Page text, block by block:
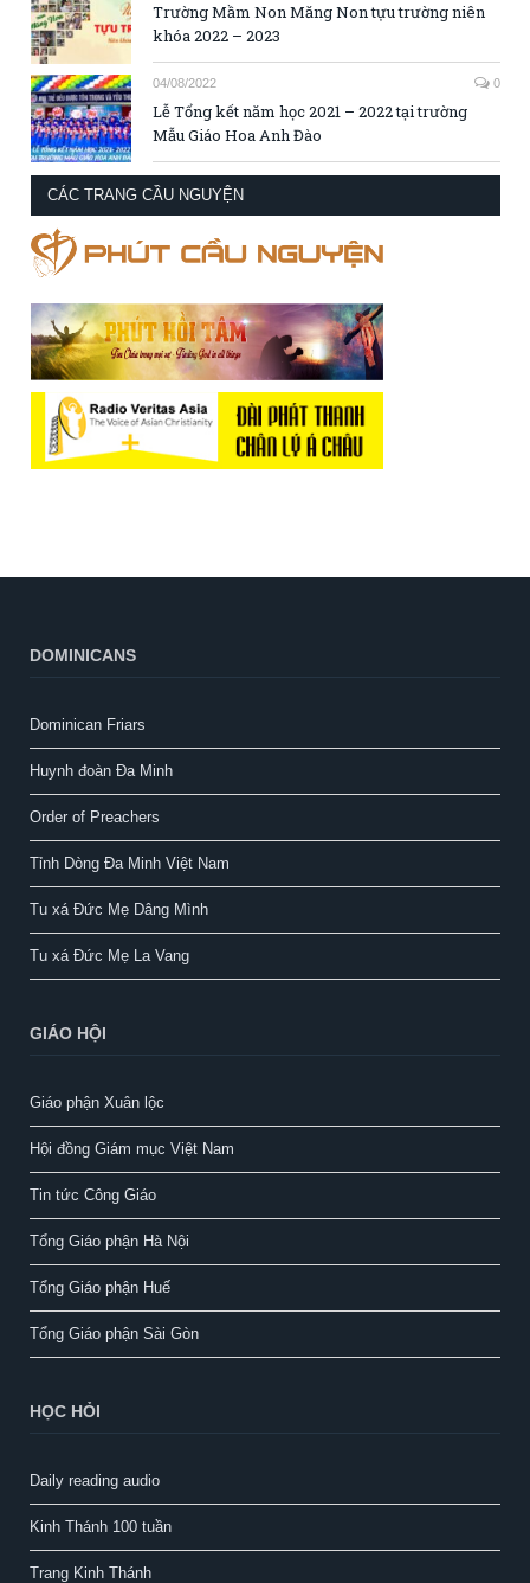
Trường Mầm Non Măng Non tựu trường niên
khóa 2022 – 2023
04/08/2022 0
Lễ Tổng kết năm học 2021 – 2022 tại trường
Mẫu Giáo Hoa Anh Đào
CÁC TRANG CẦU NGUYỆN
DOMINICANS
Dominican Friars
Huynh đoàn Đa Minh
Order of Preachers
Tỉnh Dòng Đa Minh Việt Nam
Tu xá Đức Mẹ Dâng Mình
Tu xá Đức Mẹ La Vang
GIÁO HỘI
Giáo phận Xuân lộc
Hội đồng Giám mục Việt Nam
Tin tức Công Giáo
Tổng Giáo phận Hà Nội
Tổng Giáo phận Huế
Tổng Giáo phận Sài Gòn
HỌC HỎI
Daily reading audio
Kinh Thánh 100 tuần
Trang Kinh Thánh